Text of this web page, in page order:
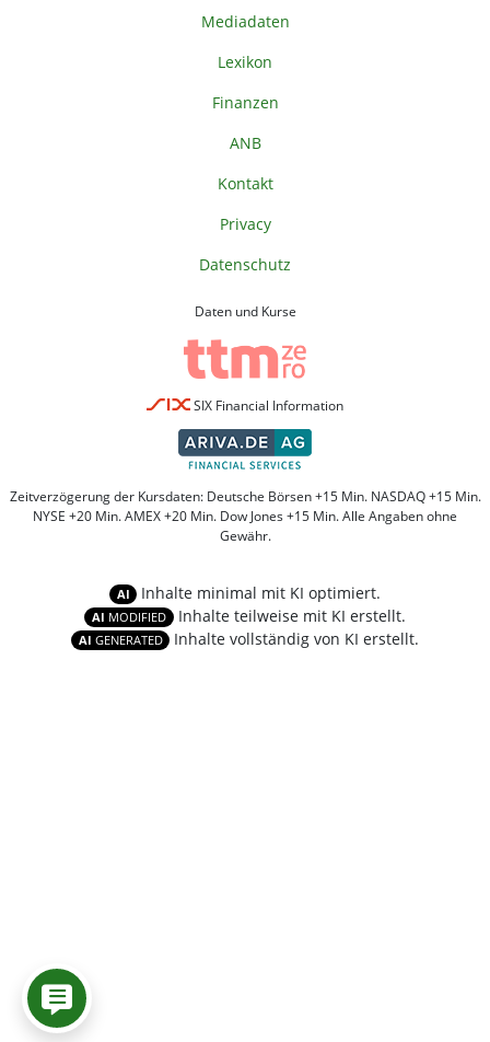
Mediadaten
Lexikon
Finanzen
ANB
Kontakt
Privacy
Datenschutz
Daten und Kurse
SIX Financial Information
Zeitverzögerung der Kursdaten: Deutsche Börsen +15 Min. NASDAQ +15 Min.
NYSE +20 Min. AMEX +20 Min. Dow Jones +15 Min. Alle Angaben ohne
Gewähr.
AI Inhalte minimal mit KI optimiert.
AI MODIFIED Inhalte teilweise mit KI erstellt.
AI GENERATED Inhalte vollständig von KI erstellt.